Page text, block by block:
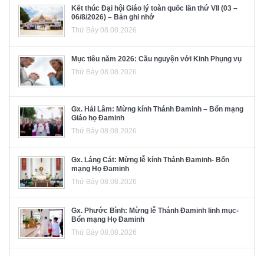
Kết thúc Đại hội Giáo lý toàn quốc lần thứ VII (03 –
06/8/2026) – Bản ghi nhớ
Thứ Bảy 08.08.2026
Mục tiêu năm 2026: Cầu nguyện với Kinh Phụng vụ
Thứ Bảy 08.08.2026
Gx. Hải Lâm: Mừng kính Thánh Đaminh – Bổn mạng
Giáo họ Đaminh
Thứ Bảy 08.08.2026
Gx. Láng Cát: Mừng lễ kính Thánh Đaminh- Bổn
mạng Họ Đaminh
Thứ Bảy 08.08.2026
Gx. Phước Bình: Mừng lễ Thánh Đaminh linh mục-
Bổn mạng Họ Đaminh
Thứ Bảy 08.08.2026